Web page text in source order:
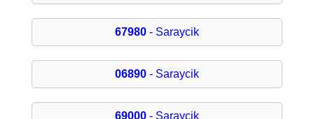
67980- Saraycik
06890- Saraycik
69000- Saraycik